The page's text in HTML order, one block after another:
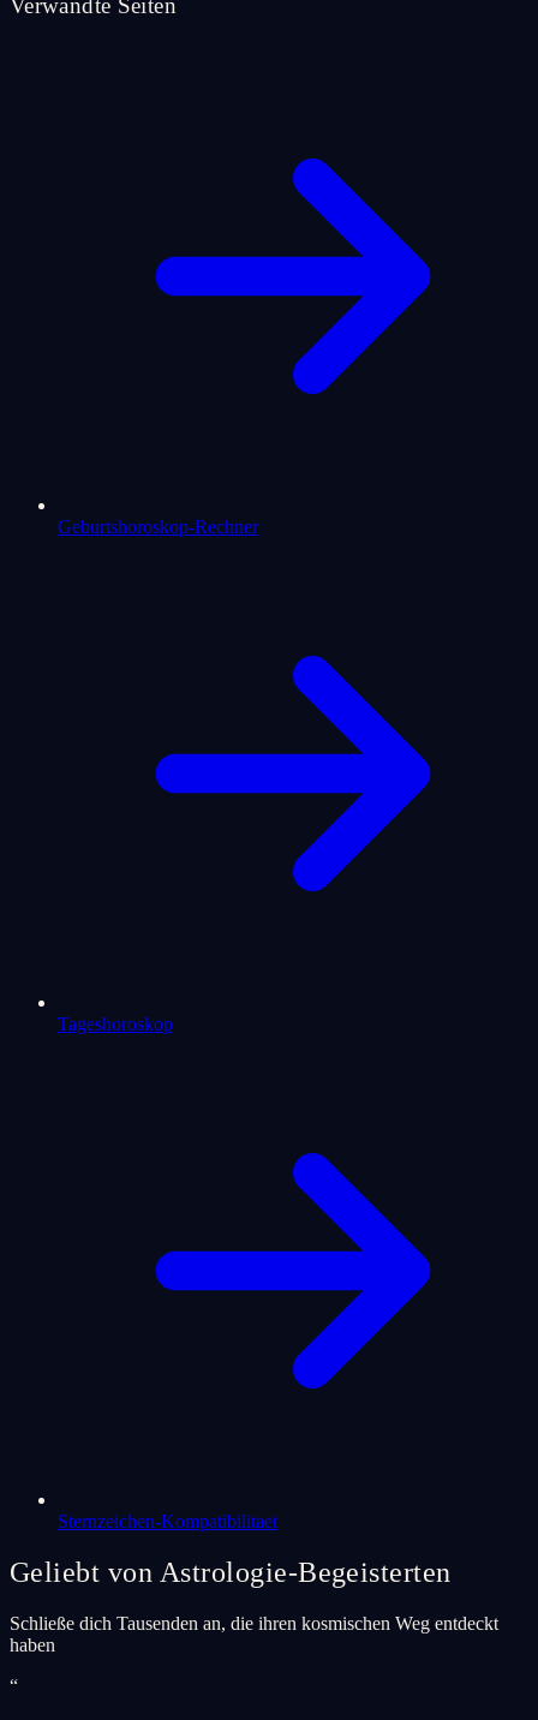
Geburtshoroskop-Rechner
Tageshoroskop
Sternzeichen-Kompatibilitaet
Geliebt von Astrologie-Begeisterten
Schließe dich Tausenden an, die ihren kosmischen Weg entdeckt
haben
“